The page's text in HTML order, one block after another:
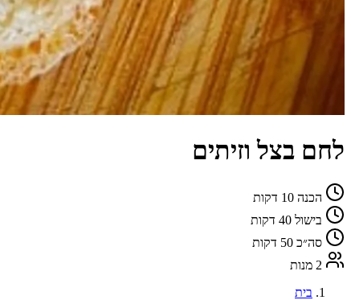
לחם בצל וזיתים
הכנה
בישול
סה״כ
2 מנות
בית